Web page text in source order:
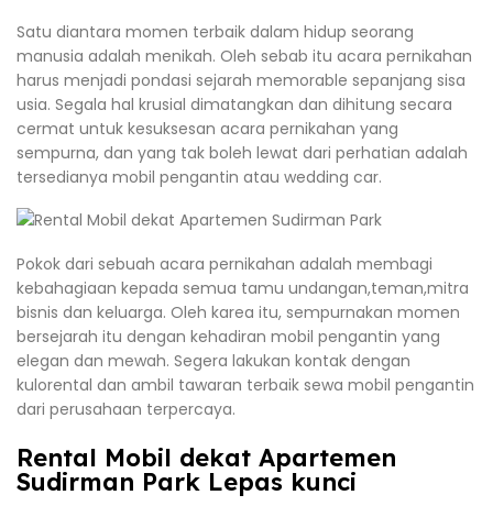
Satu diantara momen terbaik dalam hidup seorang
manusia adalah menikah. Oleh sebab itu acara pernikahan
harus menjadi pondasi sejarah memorable sepanjang sisa
usia. Segala hal krusial dimatangkan dan dihitung secara
cermat untuk kesuksesan acara pernikahan yang
sempurna, dan yang tak boleh lewat dari perhatian adalah
tersedianya mobil pengantin atau wedding car.
Pokok dari sebuah acara pernikahan adalah membagi
kebahagiaan kepada semua tamu undangan,teman,mitra
bisnis dan keluarga. Oleh karea itu, sempurnakan momen
bersejarah itu dengan kehadiran mobil pengantin yang
elegan dan mewah. Segera lakukan kontak dengan
kulorental dan ambil tawaran terbaik sewa mobil pengantin
dari perusahaan terpercaya.
Rental Mobil dekat Apartemen
Sudirman Park Lepas kunci